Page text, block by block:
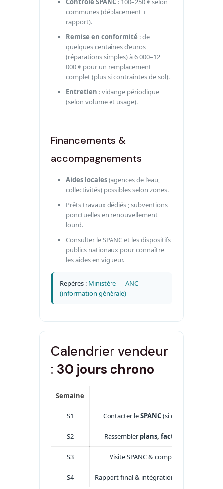
communes (déplacement +
rapport).
Remise en conformité : de
quelques centaines d’euros
(réparations simples) à 6 000–12
000 € pour un remplacement
complet (plus si contraintes de sol).
Entretien : vidange périodique
(selon volume et usage).
Financements &
accompagnements
Aides locales(agences de l’eau,
collectivités) possibles selon zones.
Prêts travaux dédiés ; subventions
ponctuelles en renouvellement
lourd.
Consulter le SPANC et les dispositifs
publics nationaux pour connaître
les aides en vigueur.
Repères : Ministère — ANC
(information générale)
Calendrier vendeur
: 30 jours chrono
Semaine
S1 Contacter leSPANC(si contrôle > 3
S2 Rassembler plans, factures
S3 Visite SPANC & compléments
S4 Rapport final & intégration au